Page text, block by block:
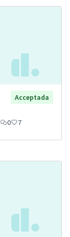
Acceptada
0 7